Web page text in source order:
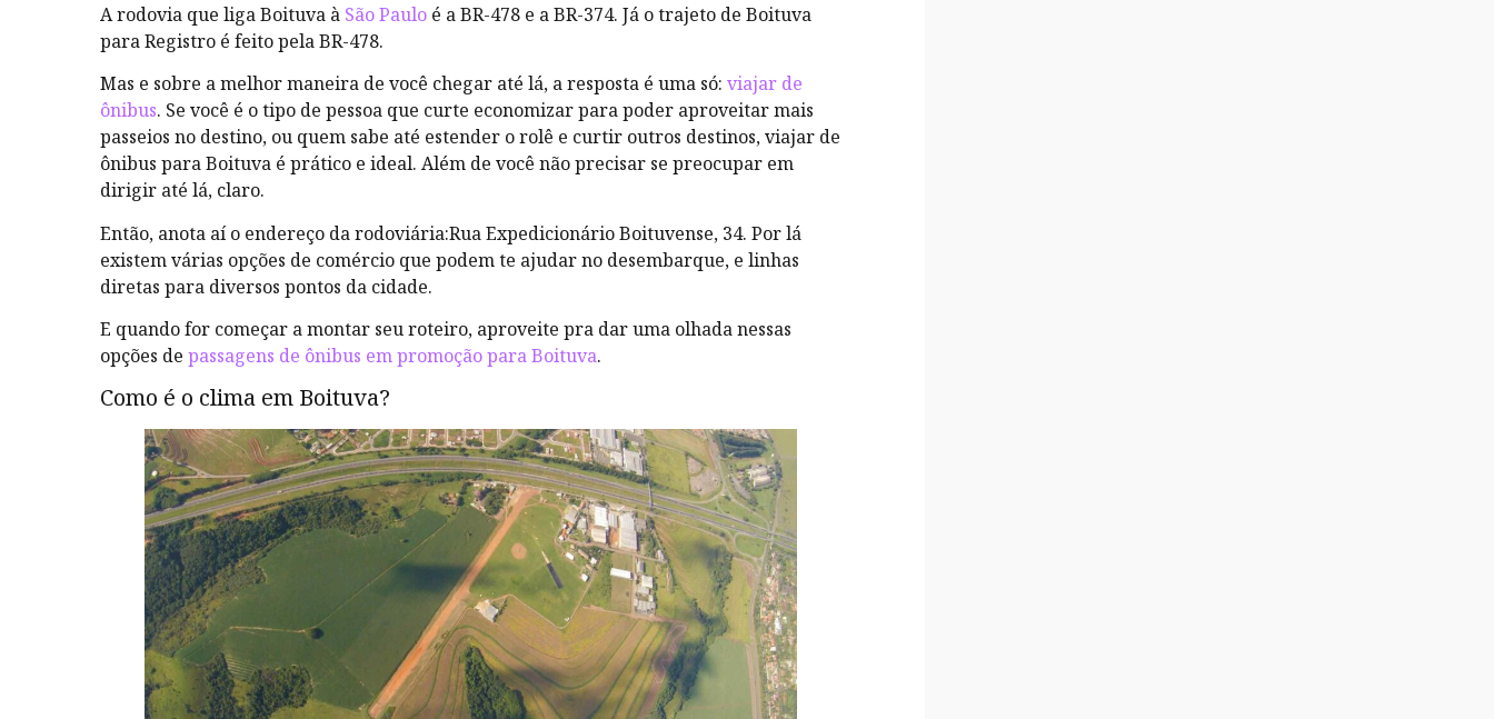
A rodovia que liga Boituva à São Paulo é a BR-478 e a BR-374. Já o trajeto de Boituva
para Registro é feito pela BR-478.
Mas e sobre a melhor maneira de você chegar até lá, a resposta é uma só: viajar de
ônibus. Se você é o tipo de pessoa que curte economizar para poder aproveitar mais
passeios no destino, ou quem sabe até estender o rolê e curtir outros destinos, viajar de
ônibus para Boituva é prático e ideal. Além de você não precisar se preocupar em
dirigir até lá, claro.
Então, anota aí o endereço da rodoviária:Rua Expedicionário Boituvense, 34. Por lá
existem várias opções de comércio que podem te ajudar no desembarque, e linhas
diretas para diversos pontos da cidade.
E quando for começar a montar seu roteiro, aproveite pra dar uma olhada nessas
opções de passagens de ônibus em promoção para Boituva.
Como é o clima em Boituva?